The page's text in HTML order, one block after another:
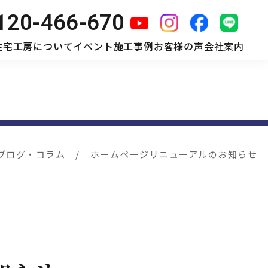
466-670
工房についてイベント施工事例お客様の声会社案内
ログ・コラム ホームページリニューアルのお知らせ